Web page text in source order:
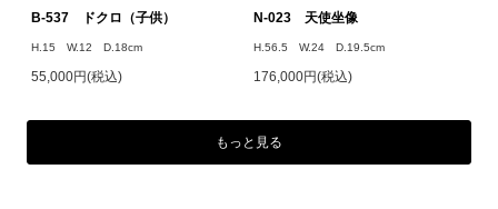
B-537 ドクロ（子供）
H.15 W.12 D.18cm
55,000円(税込)
N-023 天使坐像
H.56.5 W.24 D.19.5cm
176,000円(税込)
もっと見る